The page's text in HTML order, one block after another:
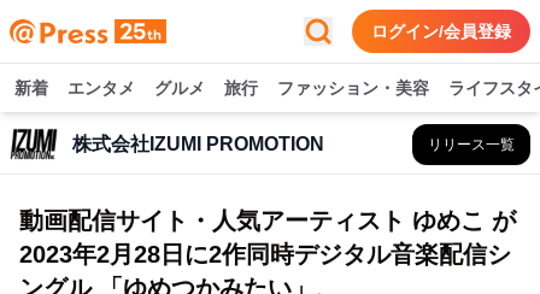
ログイン/会員登録
新着 エンタメ グルメ 旅行 ファッション・美容 ライフスタ
株式会社IZUMI PROMOTION リリース一覧
動画配信サイト・人気アーティスト ゆめこ が
2023年2月28日に2作同時デジタル音楽配信シ
ングル 「ゆめつかみたい」、